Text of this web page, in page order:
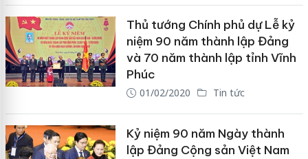
Thủ tướng Chính phủ dự Lễ kỷ
niệm 90 năm thành lập Đảng
và 70 năm thành lập tỉnh Vĩnh
Phúc
01/02/2020 Tin tức
Kỷ niệm 90 năm Ngày thành
lập Đảng Cộng sản Việt Nam